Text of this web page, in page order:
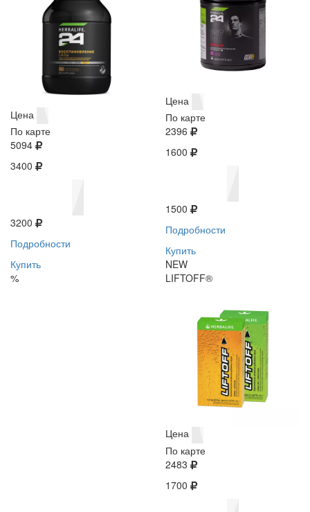
Цена
По карте
5094
3400
3200
Подробности
Купить
%
Цена
По карте
2396
1600
1500
Подробности
Купить
NEW
LIFTOFF®
Цена
По карте
2483
1700